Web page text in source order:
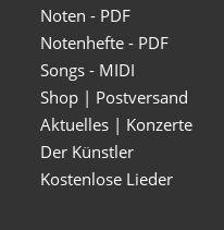
Noten - PDF
Notenhefte - PDF
Songs - MIDI
Shop | Postversand
Aktuelles | Konzerte
Der Künstler
Kostenlose Lieder